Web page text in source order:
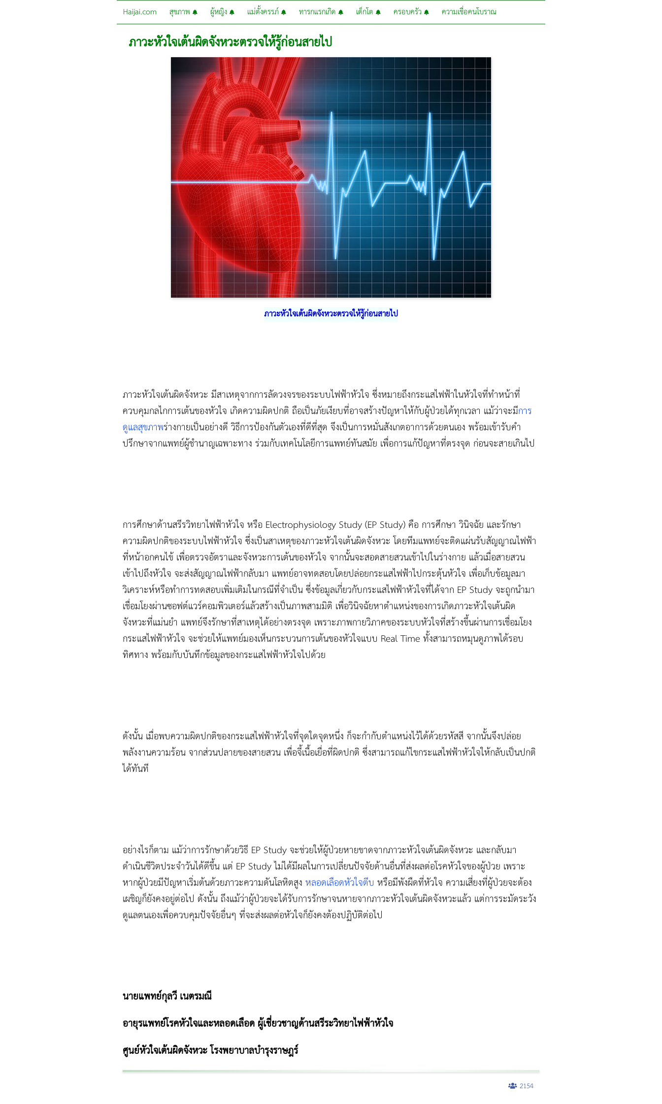
Haijai.com สุขภาพ ผู้หญิง แม่ตั้งครรภ์ ทารกแรกเกิด เด็กโต ครอบครัว ความเชื่อคนโบราณ
ภาวะหัวใจเต้นผิดจังหวะตรวจให้รู้ก่อนสายไป
ภาวะหัวใจเต้นผิดจังหวะตรวจให้รู้ก่อนสายไป
ภาวะหัวใจเต้นผิดจังหวะ มีสาเหตุจากการลัดวงจรของระบบไฟฟ้าหัวใจ ซึ่งหมายถึงกระแสไฟฟ้าในหัวใจที่ทำหน้าที่
ควบคุมกลไกการเต้นของหัวใจ เกิดความผิดปกติ ถือเป็นภัยเงียบที่อาจสร้างปัญหาให้กับผู้ป่วยได้ทุกเวลา แม้ว่าจะมีการ
ดูแลสุขภาพร่างกายเป็นอย่างดี วิธีการป้องกันตัวเองที่ดีที่สุด จึงเป็นการหมั่นสังเกตอาการด้วยตนเอง พร้อมเข้ารับคำ
ปรึกษาจากแพทย์ผู้ชำนาญเฉพาะทาง ร่วมกับเทคโนโลยีการแพทย์ทันสมัย เพื่อการแก้ปัญหาที่ตรงจุด ก่อนจะสายเกินไป
การศึกษาด้านสรีรวิทยาไฟฟ้าหัวใจ หรือ Electrophysiology Study (EP Study) คือ การศึกษา วินิจฉัย และรักษา
ความผิดปกติของระบบไฟฟ้าหัวใจ ซึ่งเป็นสาเหตุของภาวะหัวใจเต้นผิดจังหวะ โดยทีมแพทย์จะติดแผ่นรับสัญญาณไฟฟ้า
ที่หน้าอกคนไข้ เพื่อตรวจอัตราและจังหวะการเต้นของหัวใจ จากนั้นจะสอดสายสวนเข้าไปในร่างกาย แล้วเมื่อสายสวน
เข้าไปถึงหัวใจ จะส่งสัญญาณไฟฟ้ากลับมา แพทย์อาจทดสอบโดยปล่อยกระแสไฟฟ้าไปกระตุ้นหัวใจ เพื่อเก็บข้อมูลมา
วิเคราะห์หรือทำการทดสอบเพิ่มเติมในกรณีที่จำเป็น ซึ่งข้อมูลเกี่ยวกับกระแสไฟฟ้าหัวใจที่ได้จาก EP Study จะถูกนำมา
เชื่อมโยงผ่านซอฟต์แวร์คอมพิวเตอร์แล้วสร้างเป็นภาพสามมิติ เพื่อวินิจฉัยหาตำแหน่งของการเกิดภาวะหัวใจเต้นผิด
จังหวะที่แม่นยำ แพทย์จึงรักษาที่สาเหตุได้อย่างตรงจุด เพราะภาพกายวิภาคของระบบหัวใจที่สร้างขึ้นผ่านการเชื่อมโยง
กระแสไฟฟ้าหัวใจ จะช่วยให้แพทย์มองเห็นกระบวนการเต้นของหัวใจแบบ Real Time ทั้งสามารถหมุนดูภาพได้รอบ
ทิศทาง พร้อมกับบันทึกข้อมูลของกระแสไฟฟ้าหัวใจไปด้วย
ดังนั้น เมื่อพบความผิดปกติของกระแสไฟฟ้าหัวใจที่จุดใดจุดหนึ่ง ก็จะกำกับตำแหน่งไว้ได้ด้วยรหัสสี จากนั้นจึงปล่อย
พลังงานความร้อน จากส่วนปลายของสายสวน เพื่อจี้เนื้อเยื่อที่ผิดปกติ ซึ่งสามารถแก้ไขกระแสไฟฟ้าหัวใจให้กลับเป็นปกติ
ได้ทันที
อย่างไรก็ตาม แม้ว่าการรักษาด้วยวิธี EP Study จะช่วยให้ผู้ป่วยหายขาดจากภาวะหัวใจเต้นผิดจังหวะ และกลับมา
ดำเนินชีวิตประจำวันได้ดีขึ้น แต่ EP Study ไม่ได้มีผลในการเปลี่ยนปัจจัยด้านอื่นที่ส่งผลต่อโรคหัวใจของผู้ป่วย เพราะ
หากผู้ป่วยมีปัญหาเริ่มต้นด้วยภาวะความดันโลหิตสูง หลอดเลือดหัวใจตีบ หรือมีพังผืดที่หัวใจ ความเสี่ยงที่ผู้ป่วยจะต้อง
เผชิญก็ยังคงอยู่ต่อไป ดังนั้น ถึงแม้ว่าผู้ป่วยจะได้รับการรักษาจนหายจากภาวะหัวใจเต้นผิดจังหวะแล้ว แต่การระมัดระวัง
ดูแลตนเองเพื่อควบคุมปัจจัยอื่นๆ ที่จะส่งผลต่อหัวใจก็ยังคงต้องปฏิบัติต่อไป
นายแพทย์กุลวี เนตรมณี
อายุรแพทย์โรคหัวใจและหลอดเลือด ผู้เชี่ยวชาญด้านสรีระวิทยาไฟฟ้าหัวใจ
ศูนย์หัวใจเต้นผิดจังหวะ โรงพยาบาลบำรุงราษฎร์
2154